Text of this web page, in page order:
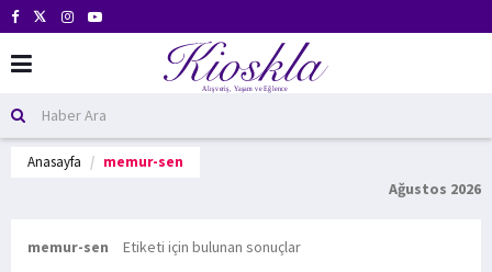
Anasayfa memur-sen
Ağustos 2026
memur-sen Etiketi için bulunan sonuçlar